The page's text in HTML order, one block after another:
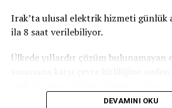
Irak’ta ulusal elektrik hizmeti günlük
ila 8 saat verilebiliyor.
Ülkede yıllardır çözüm
DEVAMINI OKU